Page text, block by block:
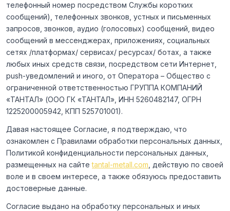
телефонный номер посредством Службы коротких
сообщений), телефонных звонков, устных и письменных
запросов, звонков, аудио (голосовых) сообщений, видео
сообщений в мессенджерах, приложениях, социальных
сетях /платформах/ сервисах/ ресурсах/ ботах, а также
любых иных средств связи, посредством сети Интернет,
push-уведомлений и иного, от Оператора – Общество с
ограниченной ответственностью ГРУППА КОМПАНИЙ
«ТАНТАЛ» (ООО ГК «ТАНТАЛ», ИНН 5260482147, ОГРН
1225200005942, КПП 525701001).
Давая настоящее Согласие, я подтверждаю, что
ознакомлен с Правилами обработки персональных данных,
Политикой конфиденциальности персональных данных,
размещенных на сайтеtantal-metall.com , действую по своей
воле и в своем интересе, а также обязуюсь предоставить
достоверные данные.
Согласие выдано на обработку персональных и иных